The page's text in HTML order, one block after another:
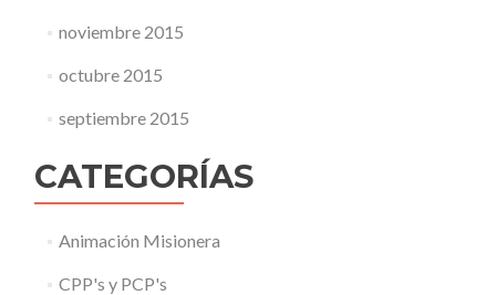
noviembre 2015
octubre 2015
septiembre 2015
CATEGORÍAS
Animación Misionera
CPP's y PCP's